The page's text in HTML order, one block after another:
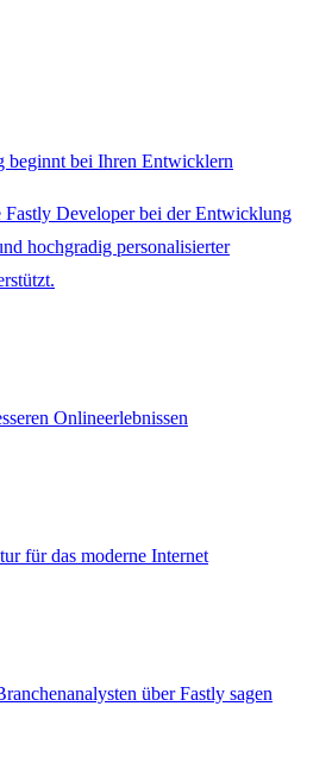
beginnt bei Ihren Entwicklern
Fastly Developer bei der Entwicklung
hochgradig personalisierter
Onlineerlebnissen
für das moderne Internet
über Fastly sagen